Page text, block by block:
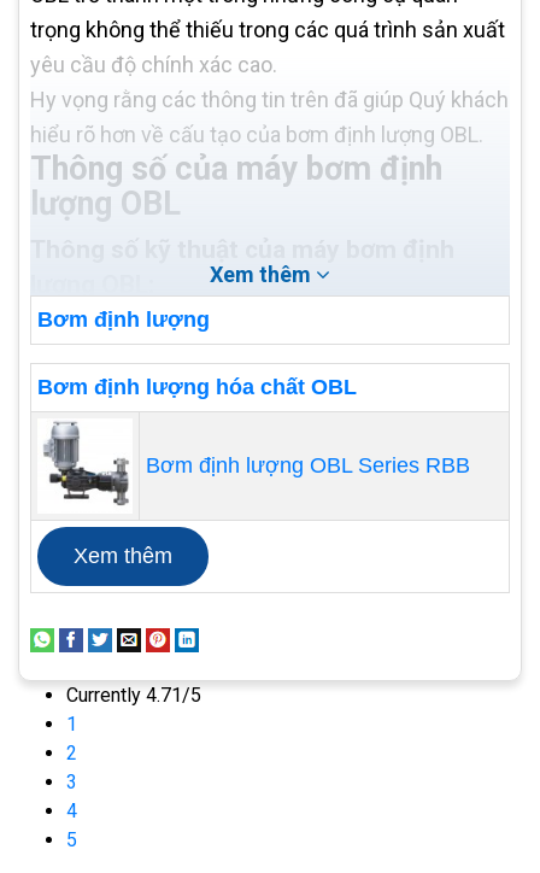
trọng không thể thiếu trong các quá trình sản xuất
yêu cầu độ chính xác cao.
Hy vọng rằng các thông tin trên đã giúp Quý khách
hiểu rõ hơn về cấu tạo của bơm định lượng OBL.
Thông số của máy bơm định
lượng OBL
Dòng điện định mức: Máy bơm định lượng
OBL hoạt động dựa trên nguyên lý điều chỉnh
dòng điện, vì vậy thông số cụ thể về dòng
điện định mức sẽ phụ thuộc vào mô hình cụ
thể của máy bơm.
Áp suất tối đa: Máy bơm định lượng OBL có
khả năng tạo ra áp suất cao, thông số về áp
suất tối đa sẽ phụ thuộc vào mục đích sử
Lưu lượng: Đây là thông số quan trọng cho
máy bơm định lượng OBL, xác định khả năng
cung cấp nước theo yêu cầu trong một
Xem thêm
Bơm định lượng
Bơm định lượng hóa chất OBL
Bơm định lượng OBL Series RBB
Xem thêm
Currently 4.71/5
1
2
3
4
5